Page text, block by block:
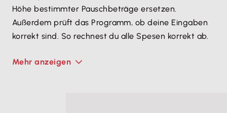
Höhe bestimmter Pauschbeträge ersetzen.
Außerdem prüft das Programm, ob deine Eingaben
korrekt sind. So rechnest du alle Spesen korrekt ab.
Mehr anzeigen